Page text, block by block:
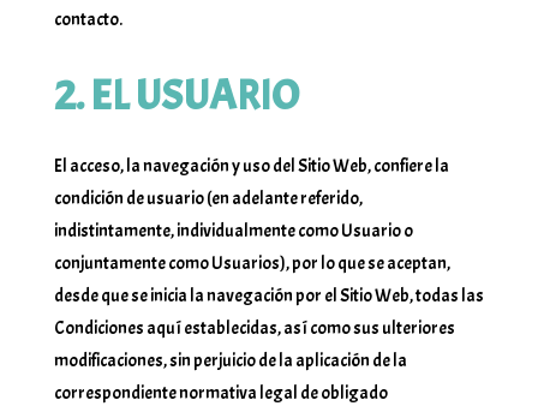
contacto.
2. EL USUARIO
El acceso, la navegación y uso del Sitio Web, confiere la
condición de usuario (en adelante referido,
indistintamente, individualmente como Usuario o
conjuntamente como Usuarios), por lo que se aceptan,
desde que se inicia la navegación por el Sitio Web, todas las
Condiciones aquí establecidas, así como sus ulteriores
modificaciones, sin perjuicio de la aplicación de la
correspondiente normativa legal de obligado